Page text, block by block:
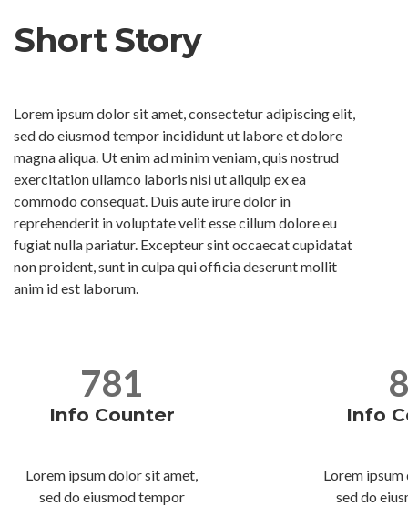
Short Story
Lorem ipsum dolor sit amet, consectetur adipiscing elit,
sed do eiusmod tempor incididunt ut labore et dolore
magna aliqua. Ut enim ad minim veniam, quis nostrud
exercitation ullamco laboris nisi ut aliquip ex ea
commodo consequat. Duis aute irure dolor in
reprehenderit in voluptate velit esse cillum dolore eu
fugiat nulla pariatur. Excepteur sint occaecat cupidatat
non proident, sunt in culpa qui officia deserunt mollit
anim id est laborum.
781
Info Counter
Lorem ipsum dolor sit amet,
sed do eiusmod tempor
Info
Lorem
sed do